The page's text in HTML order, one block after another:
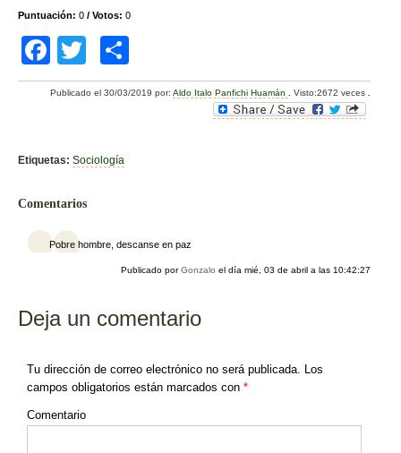
Puntuación: 0 / Votos: 0
F
a
b
o
o
k
wi o
Publicado el30/03/2019 por:Aldo Italo Panfichi Huamán. Visto:2672 veces.
Etiquetas: Sociología
Comentarios
Pobre hombre, descanse en paz
Publicado porGonzalo el díamié, 03 de abril a las 10:42:27
Deja un comentario
Tu dirección de correo electrónico no será publicada. Los
campos obligatorios están marcados con *
Comentario